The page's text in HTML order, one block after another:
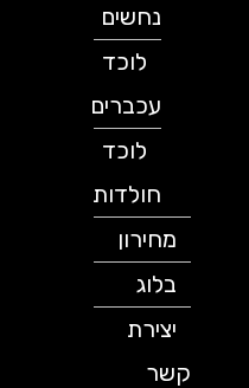
נחשים
לוכד
עכברים
לוכד
חולדות
מחירון
בלוג
יצירת
קשר